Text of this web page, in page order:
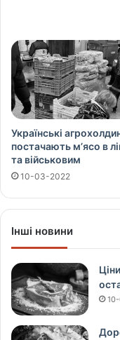
Українські
постачають м’ясо в
та військовим
10-03-2022
Інші новини